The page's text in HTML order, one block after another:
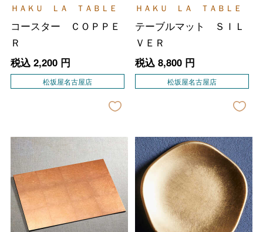
ＨＡＫＵ ＬＡ ＴＡＢＬＥ
コースター ＣＯＰＰＥ
Ｒ
税込 2,200円
松坂屋名古屋店
ＨＡＫＵ ＬＡ ＴＡＢＬＥ
テーブルマット ＳＩＬ
ＶＥＲ
税込 8,800円
松坂屋名古屋店